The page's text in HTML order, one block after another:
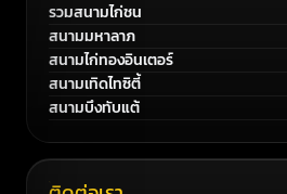
รวมสนามไก่ชน
สนามมหาลาภ
สนามไก่ทองอินเตอร์
สนามเทิดไทซิตี้
สนามบึงทับแต้